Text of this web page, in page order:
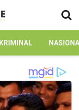
KRIMINAL